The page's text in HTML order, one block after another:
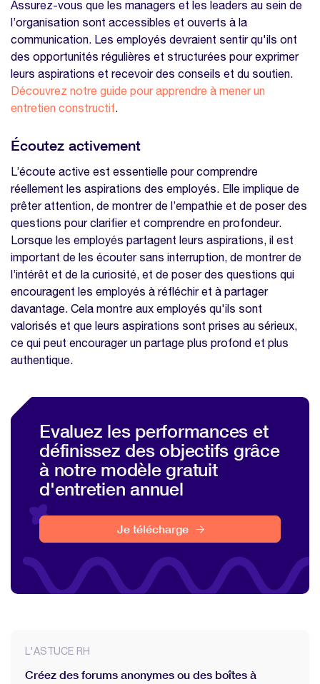
Assurez-vous que les managers et les leaders au sein de
l’organisation sont accessibles et ouverts à la
communication. Les employés devraient sentir qu'ils ont
des opportunités régulières et structurées pour exprimer
leurs aspirations et recevoir des conseils et du soutien.
Découvrez notre guide pour apprendre à mener un
entretien constructif.
Écoutez activement
L’écoute active est essentielle pour comprendre
réellement les aspirations des employés. Elle implique de
prêter attention, de montrer de l’empathie et de poser des
questions pour clarifier et comprendre en profondeur.
Lorsque les employés partagent leurs aspirations, il est
important de les écouter sans interruption, de montrer de
l’intérêt et de la curiosité, et de poser des questions qui
encouragent les employés à réfléchir et à partager
davantage. Cela montre aux employés qu'ils sont
valorisés et que leurs aspirations sont prises au sérieux,
ce qui peut encourager un partage plus profond et plus
authentique.
Evaluez les performances et
définissez des objectifs grâce
à notre modèle gratuit
d'entretien annuel
Je télécharge
L'ASTUCE RH
Créez des forums anonymes ou des boîtes à